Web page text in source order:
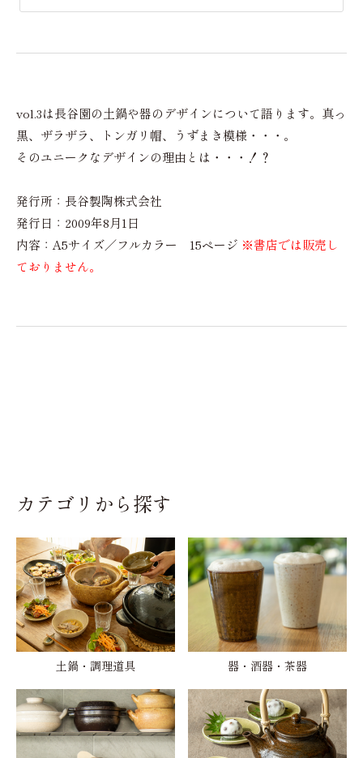
vol.3は長谷園の土鍋や器のデザインについて語ります。真っ
黒、ザラザラ、トンガリ帽、うずまき模様・・・。
そのユニークなデザインの理由とは・・・！？
発行所：長谷製陶株式会社
発行日：2009年8月1日
内容：A5サイズ／フルカラー 15ページ ※書店では販売し
ておりません。
カテゴリから探す
土鍋・調理道具 器・酒器・茶器